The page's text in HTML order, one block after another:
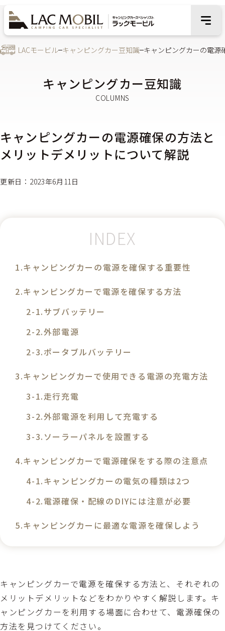
LACモービル キャンピングカー豆知識 キャンピングカーの電源
キャンピングカー豆知識
キャンピングカーの電源確保の方法と
メリットデメリットについて解説
更新日：2023年6月11日
キャンピングカーの電源を確保する重要性
キャンピングカーで電源を確保する方法
サブバッテリー
外部電源
ポータブルバッテリー
キャンピングカーで使用できる電源の充電方法
走行充電
外部電源を利用して充電する
ソーラーパネルを設置する
キャンピングカーで電源確保をする際の注意点
キャンピングカーの電気の種類は2つ
電源確保・配線のDIYには注意が必要
キャンピングカーに最適な電源を確保しよう
キャンピングカーで電源を確保する方法と、それぞれの
メリットデメリットなどをわかりやすく解説します。キ
ャンピングカーを利用する場面に合わせて、電源確保の
方法を見つけてください。